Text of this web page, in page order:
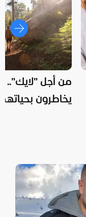
من أجل "لايك"..
يخاطرون